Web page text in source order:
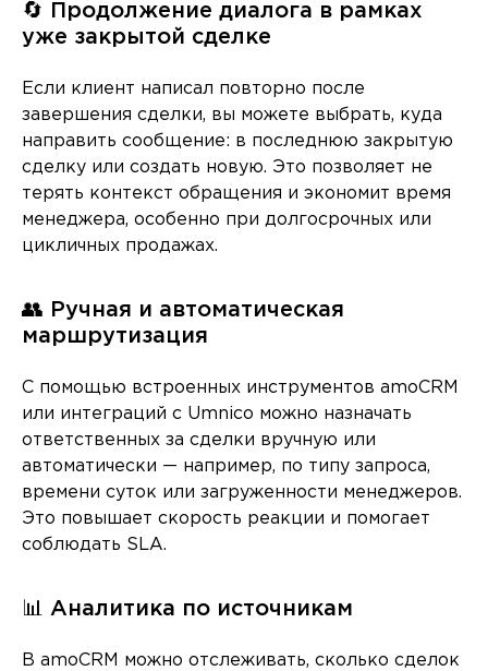
🔄 Продолжение диалога в рамках
уже закрытой сделке
Если клиент написал повторно после
завершения сделки, вы можете выбрать, куда
направить сообщение: в последнюю закрытую
сделку или создать новую. Это позволяет не
терять контекст обращения и экономит время
менеджера, особенно при долгосрочных или
цикличных продажах.
👥 Ручная и автоматическая
маршрутизация
С помощью встроенных инструментов amoCRM
или интеграций с Umnico можно назначать
ответственных за сделки вручную или
автоматически — например, по типу запроса,
времени суток или загруженности менеджеров.
Это повышает скорость реакции и помогает
соблюдать SLA.
📊 Аналитика по источникам
В amoCRM можно отслеживать, сколько сделок